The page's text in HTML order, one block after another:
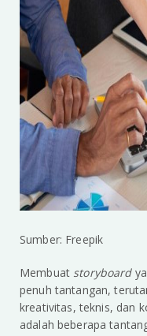
Sumber: Freepik
Membuat storyboard
penuh tantangan,
kreativitas, teknis, dan
adalah beberapa